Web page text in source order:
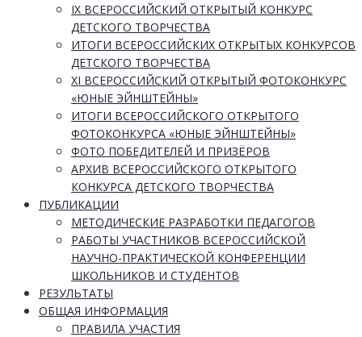
IX ВСЕРОССИЙСКИЙ ОТКРЫТЫЙ КОНКУРС
ДЕТСКОГО ТВОРЧЕСТВА
ИТОГИ ВСЕРОССИЙСКИХ ОТКРЫТЫХ КОНКУРСОВ
ДЕТСКОГО ТВОРЧЕСТВА
XI ВСЕРОССИЙСКИЙ ОТКРЫТЫЙ ФОТОКОНКУРС
«ЮНЫЕ ЭЙНШТЕЙНЫ»
ИТОГИ ВСЕРОССИЙСКОГО ОТКРЫТОГО
ФОТОКОНКУРСА «ЮНЫЕ ЭЙНШТЕЙНЫ»
ФОТО ПОБЕДИТЕЛЕЙ И ПРИЗЁРОВ
АРХИВ ВСЕРОССИЙСКОГО ОТКРЫТОГО
КОНКУРСА ДЕТСКОГО ТВОРЧЕСТВА
ПУБЛИКАЦИИ
МЕТОДИЧЕСКИЕ РАЗРАБОТКИ ПЕДАГОГОВ
РАБОТЫ УЧАСТНИКОВ ВСЕРОССИЙСКОЙ
НАУЧНО-ПРАКТИЧЕСКОЙ КОНФЕРЕНЦИИ
ШКОЛЬНИКОВ И СТУДЕНТОВ
РЕЗУЛЬТАТЫ
ОБЩАЯ ИНФОРМАЦИЯ
ПРАВИЛА УЧАСТИЯ